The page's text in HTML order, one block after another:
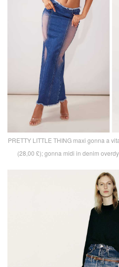
PRETTY LITTLE THING maxi gonna a
(28,00 £); gonna midi in denim